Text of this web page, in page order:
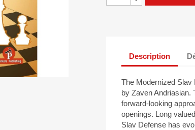
Description
The Modernized Slav
by Zaven Andriasian.
forward-looking
openings. Long
Slav Defense has